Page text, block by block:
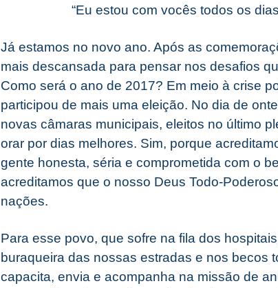
“Eu estou com vocês todos os
Já estamos no novo ano. Após as
mais descansada para pensar nos desafios
Como será o ano de 2017? Em meio à crise
participou de mais uma eleição. No dia de
novas câmaras municipais, eleitos no último
orar por dias melhores. Sim, porque
gente honesta, séria e comprometida com o
acreditamos que o nosso Deus Todo-
nações.
Para esse povo, que sofre na fila dos
buraqueira das nossas estradas e nos becos
capacita, envia e acompanha na missão de